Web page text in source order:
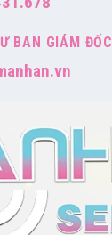
BAN GIÁM ĐỐC